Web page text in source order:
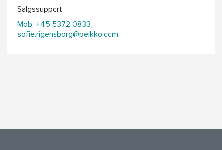
Salgssupport
Mob. +45 5372 0833
sofie.rigensborg@peikko.com